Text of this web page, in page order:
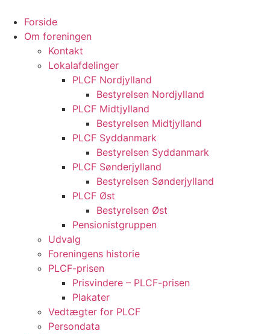
indhold
Forside
Om foreningen
Kontakt
Lokalafdelinger
PLCF Nordjylland
Bestyrelsen Nordjylland
PLCF Midtjylland
Bestyrelsen Midtjylland
PLCF Syddanmark
Bestyrelsen Syddanmark
PLCF Sønderjylland
Bestyrelsen Sønderjylland
PLCF Øst
Bestyrelsen Øst
Pensionistgruppen
Udvalg
Foreningens historie
PLCF-prisen
Prisvindere – PLCF-prisen
Plakater
Vedtægter for PLCF
Persondata